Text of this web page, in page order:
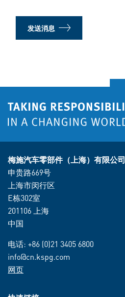
发送消息
梅施汽车零部件（上海）有限公司
申贵路669号
上海市闵行区
E栋302室
201106 上海
中国
电话: +86 (0)21 3405 6800
info@cn.kspg.com
网页